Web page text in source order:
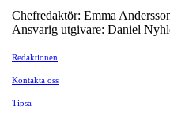
Chefredaktör: Emma
Ansvarig utgivare: Daniel
Redaktionen
Kontakta oss
Tipsa